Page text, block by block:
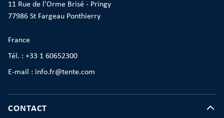
11 Rue de l'Orme Brisé - Pringy
77986 St Fargeau Ponthierry
France
Tél. : +33 1 60652300
E-mail : info.fr@tente.com
CONTACT